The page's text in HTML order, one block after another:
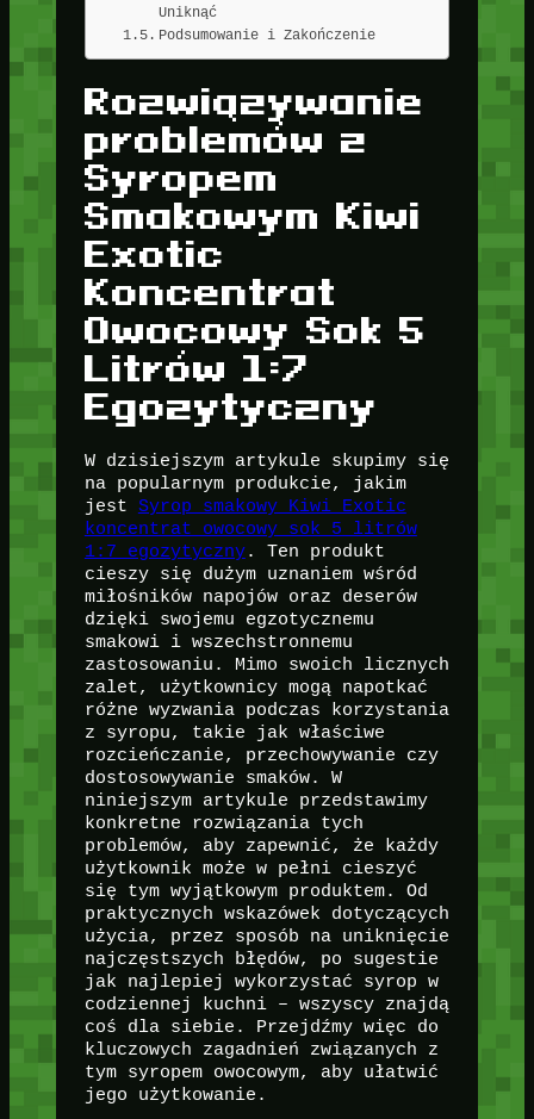
Uniknąć
Podsumowanie i Zakończenie
Rozwiązywanie
problemów z
Syropem
Smakowym Kiwi
Exotic
Koncentrat
Owocowy Sok 5
Litrów 1:7
Egozytyczny
W dzisiejszym artykule skupimy się
na popularnym produkcie, jakim
jest Syrop smakowy Kiwi Exotic
koncentrat owocowy sok 5 litrów
1:7 egozytyczny. Ten produkt
cieszy się dużym uznaniem wśród
miłośników napojów oraz deserów
dzięki swojemu egzotycznemu
smakowi i wszechstronnemu
zastosowaniu. Mimo swoich licznych
zalet, użytkownicy mogą napotkać
różne wyzwania podczas korzystania
z syropu, takie jak właściwe
rozcieńczanie, przechowywanie czy
dostosowywanie smaków. W
niniejszym artykule przedstawimy
konkretne rozwiązania tych
problemów, aby zapewnić, że każdy
użytkownik może w pełni cieszyć
się tym wyjątkowym produktem. Od
praktycznych wskazówek dotyczących
użycia, przez sposób na uniknięcie
najczęstszych błędów, po sugestie
jak najlepiej wykorzystać syrop w
codziennej kuchni – wszyscy znajdą
coś dla siebie. Przejdźmy więc do
kluczowych zagadnień związanych z
tym syropem owocowym, aby ułatwić
jego użytkowanie.